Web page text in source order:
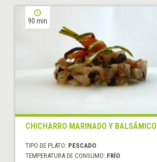
90 min
CHICHARRO MARINADO Y BALSÁMICO
TIPO DE PLATO: PESCADO
TEMPERATURA DE CONSUMO: FRÍO